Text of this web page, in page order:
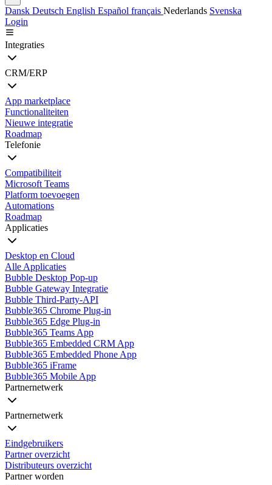
Dansk Deutsch English Español français Nederlands Svenska
Login
Integraties
CRM/ERP
App marketplace
Functionaliteiten
Nieuwe integratie
Roadmap
Telefonie
Compatibiliteit
Microsoft Teams
Platform toevoegen
Automations
Roadmap
Applicaties
Desktop en Cloud
Alle Applicaties
Bubble Desktop Pop-up
Bubble Gateway Integratie
Bubble Third-Party-API
Bubble365 Chrome Plug-in
Bubble365 Edge Plug-in
Bubble365 Teams App
Bubble365 Embedded CRM App
Bubble365 Embedded Phone App
Bubble365 iFrame
Bubble365 Mobile App
Partnernetwerk
Partnernetwerk
Eindgebruikers
Partner overzicht
Distributeurs overzicht
Partner worden